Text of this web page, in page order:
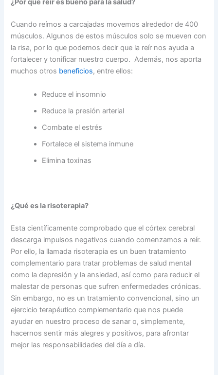
¿Por qué reír es bueno para la salud?
Cuando reímos a carcajadas movemos alrededor de 400
músculos. Algunos de estos músculos solo se mueven con
la risa, por lo que podemos decir que la reír nos ayuda a
fortalecer y tonificar nuestro cuerpo. Además, nos aporta
muchos otros beneficios, entre ellos:
Reduce el insomnio
Reduce la presión arterial
Combate el estrés
Fortalece el sistema inmune
Elimina toxinas
¿Qué es la risoterapia?
Esta científicamente comprobado que el córtex cerebral
descarga impulsos negativos cuando comenzamos a reír.
Por ello, la llamada risoterapia es un buen tratamiento
complementario para tratar problemas de salud mental
como la depresión y la ansiedad, así como para reducir el
malestar de personas que sufren enfermedades crónicas.
Sin embargo, no es un tratamiento convencional, sino un
ejercicio terapéutico complementario que nos puede
ayudar en nuestro proceso de sanar o, simplemente,
hacernos sentir más alegres y positivos, para afrontar
mejor las responsabilidades del día a día.